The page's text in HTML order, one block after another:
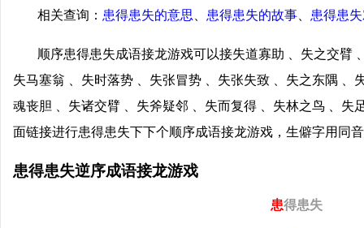
相关查询： 患得患失的意思 患得患失的故事 患得患
顺序患得患失成语接龙游戏可以接失道寡助 、失之交臂
失马塞翁 、失时落势 、失张冒势 、失张失致 、失之东隅 、
魂丧胆 、失诸交臂 、失斧疑邻 、失而复得 、失林之鸟 、失
面链接进行患得患失下下个顺序成语接龙游戏，生僻字用同
患得患失逆序成语接龙游戏
患得患失